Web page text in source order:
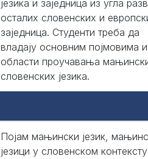
језика и заједница из угла
осталих словенских и
заједница. Студенти треба да
владају основним појмовима
области проучавања
словенских језика.
Појам мањински језик,
језици у словенском